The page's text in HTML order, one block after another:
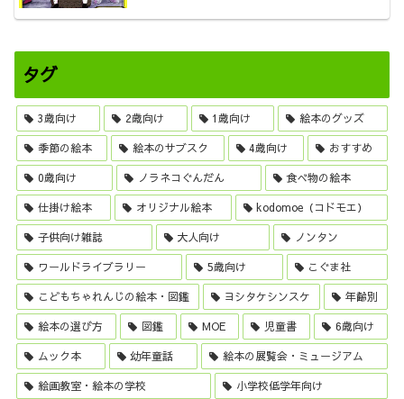
タグ
3歳向け 2歳向け 1歳向け 絵本のグッズ
季節の絵本 絵本のサブスク 4歳向け おすすめ
0歳向け ノラネコぐんだん 食べ物の絵本
仕掛け絵本 オリジナル絵本 kodomoe（コドモエ）
子供向け雑誌 大人向け ノンタン
ワールドライブラリー 5歳向け こぐま社
こどもちゃれんじの絵本・図鑑 ヨシタケシンスケ 年齢別
絵本の選び方 図鑑 MOE 児童書 6歳向け
ムック本 幼年童話 絵本の展覧会・ミュージアム
絵画教室・絵本の学校 小学校低学年向け